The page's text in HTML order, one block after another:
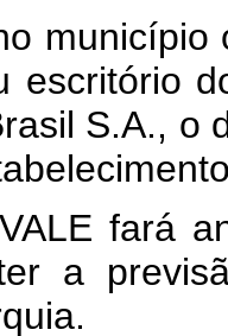
escritório
S.A., o
fará
a